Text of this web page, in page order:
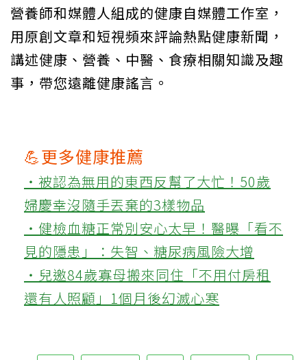
營養師和媒體人組成的健康自媒體工作室，
用原創文章和短視頻來評論熱點健康新聞，
講述健康、營養、中醫、食療相關知識及趣
事，帶您遠離健康謠言。
💪更多健康推薦
‧被認為無用的東西反幫了大忙！50歲
婦慶幸沒隨手丟棄的3樣物品
‧健檢血糖正常別安心太早！醫曝「看不
見的隱患」：失智、糖尿病風險大增
‧兒邀84歲寡母搬來同住「不用付房租
還有人照顧」1個月後幻滅心寒